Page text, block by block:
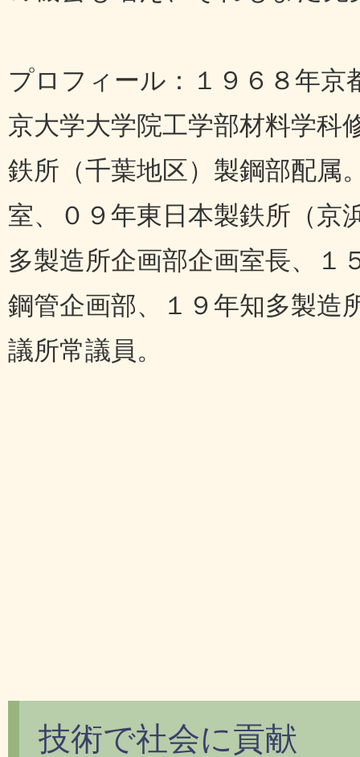
プロフィール：１９６８年京
京大学大学院工学部材料学科
鉄所（千葉地区）製鋼部配属
室、０９年東日本製鉄所（京
多製造所企画部企画室長、１
鋼管企画部、１９年知多製造
議所常議員。
技術で社会に貢献